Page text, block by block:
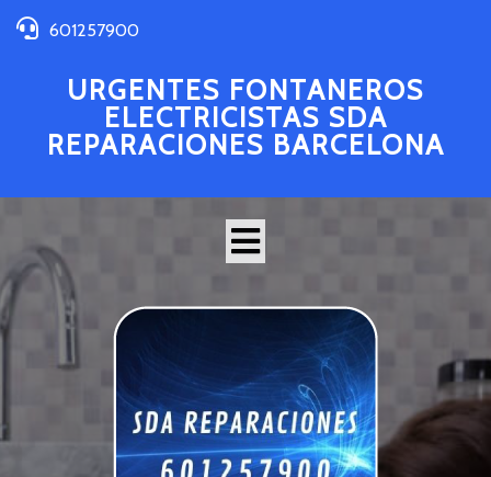
601257900
URGENTES FONTANEROS
ELECTRICISTAS SDA
REPARACIONES BARCELONA